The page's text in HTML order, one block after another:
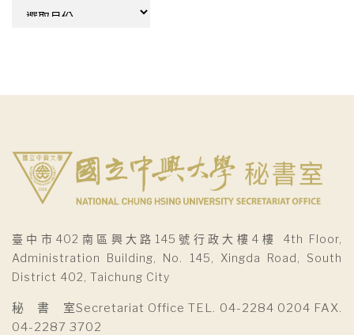
臺中市402南區興大路145號行政大樓4樓 4th Floor,
Administration Building, No. 145, Xingda Road, South
District 402, Taichung City
秘 書 室Secretariat Office TEL. 04-2284 0204 FAX.
04-2287 3702